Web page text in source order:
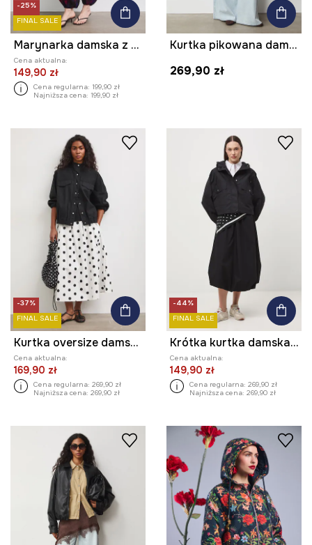
-25%
FINAL SALE
Marynarka damska z wiskozą
Cena aktualna:
149,90 zł
Cena regularna: 199,90 zł
Najniższa cena: 199,90 zł
Kurtka pikowana damska
269,90 zł
-37%
FINAL SALE
Kurtka oversize damska z lyocellem
Cena aktualna:
169,90 zł
Cena regularna: 269,90 zł
Najniższa cena: 269,90 zł
-44%
FINAL SALE
Krótka kurtka damska z bawełną
Cena aktualna:
149,90 zł
Cena regularna: 269,90 zł
Najniższa cena: 269,90 zł